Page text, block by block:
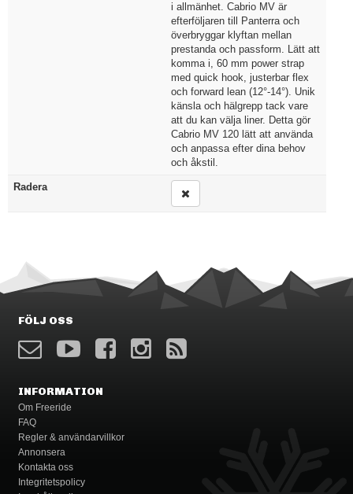
i allmänhet. Cabrio MV är
efterföljaren till Panterra och
överbryggar klyftan mellan
prestanda och passform. Lätt att
komma i, 60 mm power strap
med quick hook, justerbar flex
och forward lean (12°-14°). Unik
känsla och hälgrepp tack vare
att du kan välja liner. Detta gör
Cabrio MV 120 lätt att använda
och anpassa efter dina behov
och åkstil.
Radera
FÖLJ OSS
INFORMATION
Om Freeride
FAQ
Regler & användarvillkor
Annonsera
Kontakta oss
Integritetspolicy